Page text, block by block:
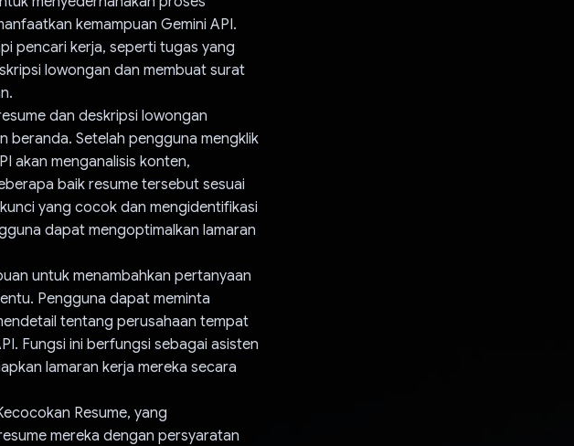
kemampuan Gemini API.
pencari kerja, seperti tugas yang
lowongan dan membuat surat
dan deskripsi lowongan
beranda. Setelah pengguna mengklik
akan menganalisis konten,
baik resume tersebut sesuai
yang cocok dan mengidentifikasi
dapat mengoptimalkan lamaran
untuk menambahkan pertanyaan
Pengguna dapat meminta
tentang perusahaan tempat
Fungsi ini berfungsi sebagai asisten
lamaran kerja mereka secara
Resume, yang
mereka dengan persyaratan